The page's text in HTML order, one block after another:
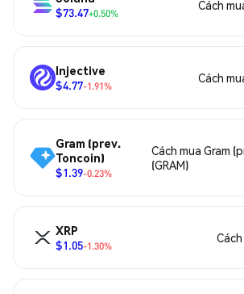
$73.47+0.50%
Cách
Injective
$4.77-1.91%
Cách
Gram (prev.
Toncoin)
$1.39-0.23%
Cách mua Gram
(GRAM)
XRP
$1.05-1.30%
Cách